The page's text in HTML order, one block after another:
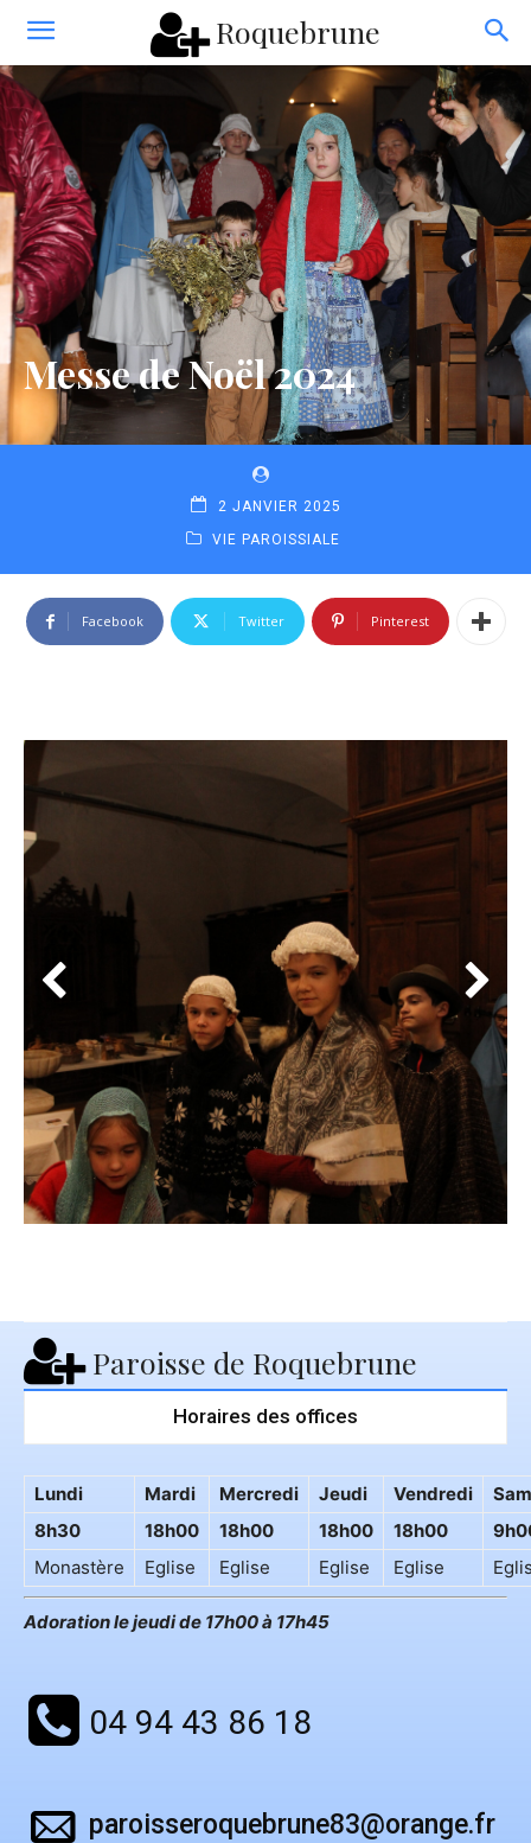
Roquebrune
Messe de Noël 2024
2 JANVIER 2025
VIE PAROISSIALE
Facebook Twitter Pinterest
Paroisse de Roquebrune
Horaires des offices
Lundi Mardi Mercredi Jeudi Vendredi
8h30
18h00 18h00 18h00 18h00
Monastère
Eglise Eglise Eglise Eglise
Adoration le jeudi de 17h00 à 17h45
04 94 43 86 18
paroisseroquebrune83@orange.fr